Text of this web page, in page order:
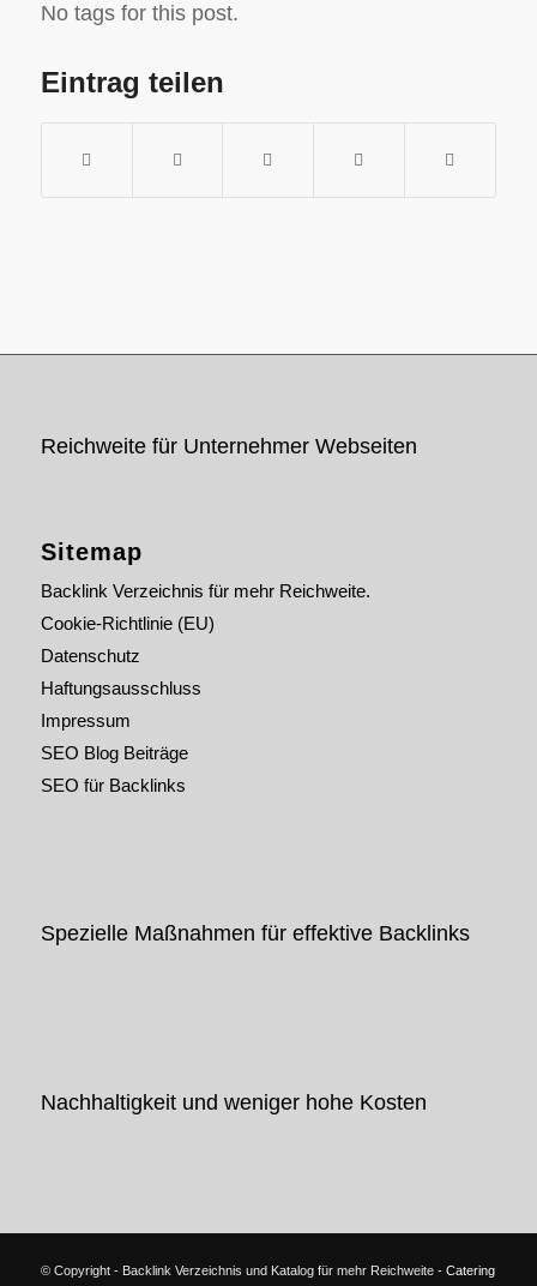
No tags for this post.
Eintrag teilen
Reichweite für Unternehmer Webseiten
Sitemap
Backlink Verzeichnis für mehr Reichweite.
Cookie-Richtlinie (EU)
Datenschutz
Haftungsausschluss
Impressum
SEO Blog Beiträge
SEO für Backlinks
Spezielle Maßnahmen für effektive Backlinks
Nachhaltigkeit und weniger hohe Kosten
© Copyright - Backlink Verzeichnis und Katalog für mehr Reichweite - Catering